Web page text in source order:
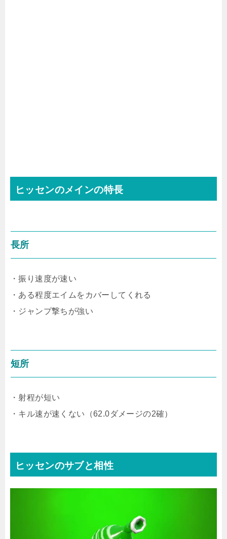
ヒッセンのメインの特長
長所
・振り速度が速い
・ある程度エイムをカバーしてくれる
・ジャンプ撃ちが強い
短所
・射程が短い
・キル速が速くない（62.0ダメージの2確）
ヒッセンのサブと相性